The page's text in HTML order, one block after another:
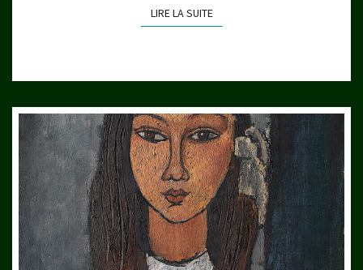
LIRE LA SUITELIRE LA SUITE